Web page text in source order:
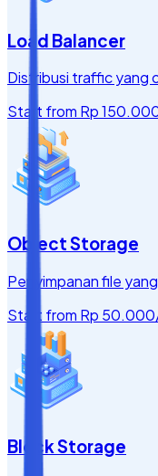
Load Balancer
Distribusi traffic yang
Start from Rp
Object Storage
Penyimpanan file
Start from Rp 50.000
Block Storage